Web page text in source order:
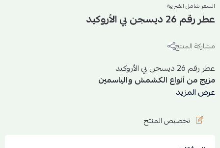
السعر شامل الضريبة
عطر رقم 26 ديسجن بي الأروكيد
مشاركة المنتج
عطر رقم 26 ديسجن بي الأروكيد
مزيج من أنواع الكشمش والياسمين
مضافاً لها لمسات التوابل ومجموعة من الروائح العطرية الفاخرة
إطلالة لك،
العطر يناسب كل محافلك ومجتمعاتك المختلفة.
عرض المزيد
تخصيص المنتج